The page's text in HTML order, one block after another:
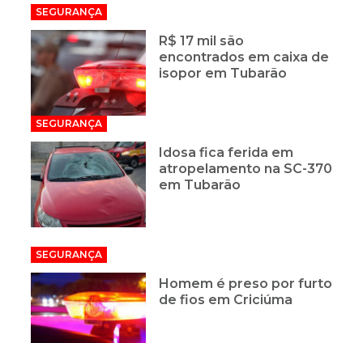
SEGURANÇA
R$ 17 mil são
encontrados em caixa de
isopor em Tubarão
SEGURANÇA
Idosa fica ferida em
atropelamento na SC-370
em Tubarão
SEGURANÇA
Homem é preso por furto
de fios em Criciúma